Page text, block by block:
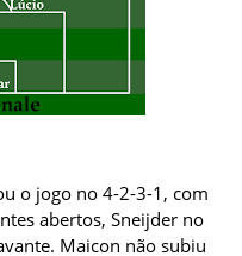
o jogo no 4-2-3-1, com
abertos, Sneijder no
Maicon não subiu